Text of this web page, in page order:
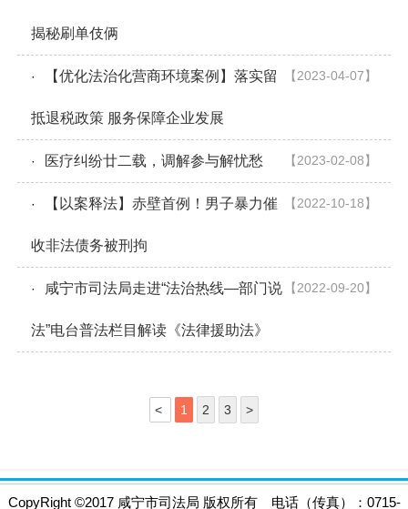
揭秘刷单伎俩
【2023-04-07】
· 【优化法治化营商环境案例】落实留
抵退税政策 服务保障企业发展
【2023-02-08】
· 医疗纠纷廿二载，调解参与解忧愁
【2022-10-18】
· 【以案释法】赤壁首例！男子暴力催
收非法债务被刑拘
【2022-09-20】
· 咸宁市司法局走进“法治热线—部门说
法”电台普法栏目解读《法律援助法》
< 1 2 3 >
CopyRight ©2017 咸宁市司法局 版权所有 电话（传真）：0715-